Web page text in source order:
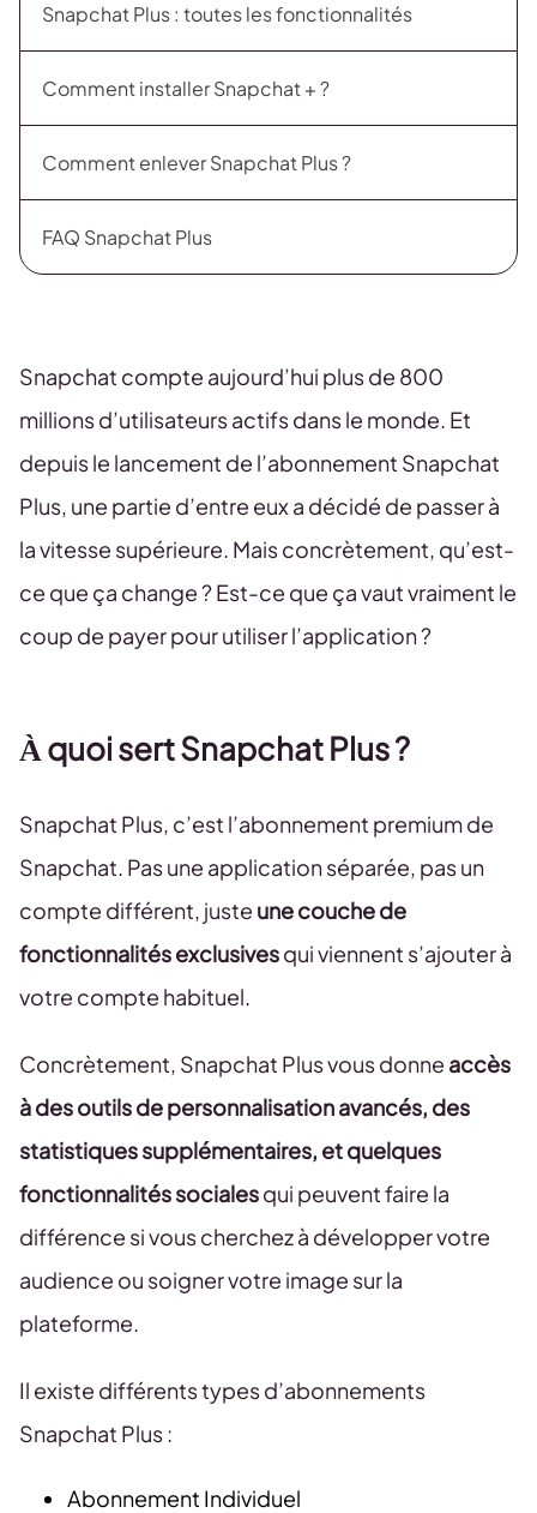
Snapchat Plus : toutes les fonctionnalités
Comment installer Snapchat + ?
Comment enlever Snapchat Plus ?
FAQ Snapchat Plus
Snapchat compte aujourd’hui plus de 800
millions d’utilisateurs actifs dans le monde. Et
depuis le lancement de l’abonnement Snapchat
Plus, une partie d’entre eux a décidé de passer à
la vitesse supérieure. Mais concrètement, qu’est-
ce que ça change ? Est-ce que ça vaut vraiment le
coup de payer pour utiliser l’application ?
À quoi sert Snapchat Plus ?
Snapchat Plus, c’est l’abonnement premium de
Snapchat. Pas une application séparée, pas un
compte différent, juste une couche de
fonctionnalités exclusivesqui viennent s’ajouter à
votre compte habituel.
Concrètement, Snapchat Plus vous donne accès
à des outils de personnalisation avancés, des
statistiques supplémentaires, et quelques
fonctionnalités socialesqui peuvent faire la
différence si vous cherchez à développer votre
audience ou soigner votre image sur la
plateforme.
Il existe différents types d’abonnements
Snapchat Plus :
Abonnement Individuel